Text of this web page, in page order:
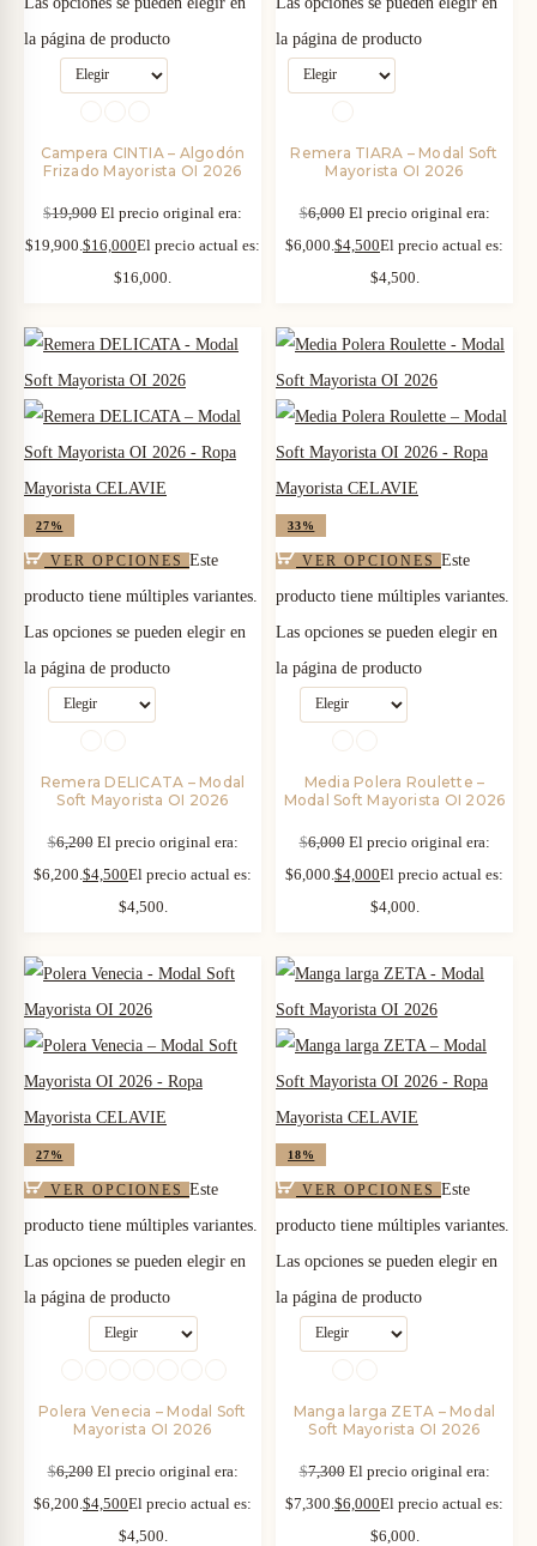
la página de producto
Campera CINTIA – Algodón
Frizado Mayorista OI 2026
$19,900 El precio original era:
$19,900. $16,000El precio actual es:
$16,000.
la página de producto
Remera TIARA – Modal Soft
Mayorista OI 2026
$6,000 El precio original era:
$6,000. $4,500El precio actual es:
$4,500.
27%
VER OPCIONES Este
producto tiene múltiples variantes.
Las opciones se pueden elegir en
la página de producto
Remera DELICATA – Modal
Soft Mayorista OI 2026
$6,200 El precio original era:
$6,200. $4,500El precio actual es:
$4,500.
33%
VER OPCIONES Este
producto tiene múltiples variantes.
Las opciones se pueden elegir en
la página de producto
Media Polera Roulette –
Modal Soft Mayorista OI 2026
$6,000 El precio original era:
$6,000. $4,000El precio actual es:
$4,000.
27%
VER OPCIONES Este
producto tiene múltiples variantes.
Las opciones se pueden elegir en
la página de producto
Polera Venecia – Modal Soft
Mayorista OI 2026
$6,200 El precio original era:
$6,200. $4,500El precio actual es:
$4,500.
18%
VER OPCIONES Este
producto tiene múltiples variantes.
Las opciones se pueden elegir en
la página de producto
Manga larga ZETA – Modal
Soft Mayorista OI 2026
$7,300 El precio original era:
$7,300. $6,000El precio actual es:
$6,000.